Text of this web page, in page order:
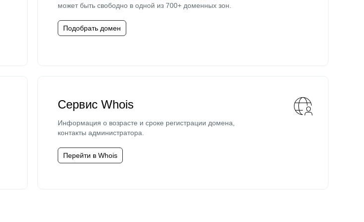
может быть свободно в одной из 700+ доменных зон.
Подобрать домен
Сервис Whois
Информация о возрасте и сроке регистрации домена,
контакты администратора.
Перейти в Whois